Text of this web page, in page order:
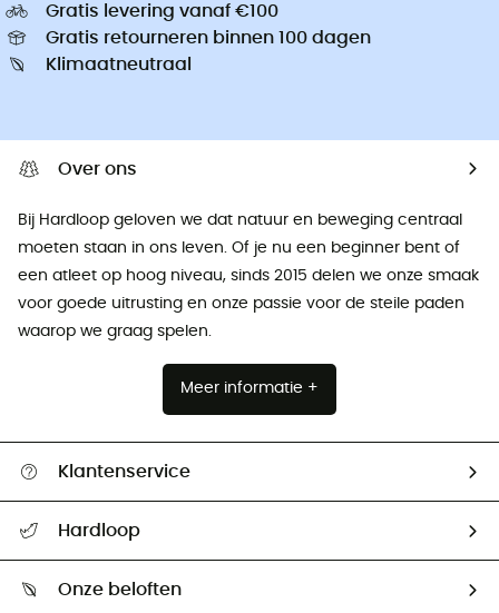
Gratis levering vanaf €100
Gratis retourneren binnen 100 dagen
Klimaatneutraal
Over ons
Bij Hardloop geloven we dat natuur en beweging centraal
moeten staan ​​in ons leven. Of je nu een beginner bent of
een atleet op hoog niveau, sinds 2015 delen we onze smaak
voor goede uitrusting en onze passie voor de steile paden
waarop we graag spelen.
Meer informatie +
Klantenservice
Mijn zending volgen
Retourzendingen & Terugbetalingen
Hardloop
Onze beloften